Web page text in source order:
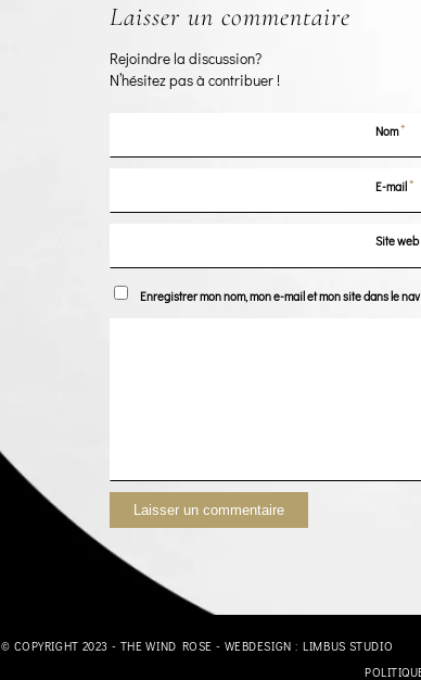
Laisser un commentaire
Rejoindre la discussion?
N’hésitez pas à contribuer !
Nom*
E-mail*
Site web
Enregistrer mon nom, mon e-mail et mon site dans le
© COPYRIGHT 2023 - THE WIND ROSE - WEBDESIGN :LIMBUS STUDIO